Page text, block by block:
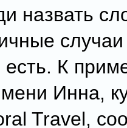
назвать
случаи
есть. К
Инна,
Travel,